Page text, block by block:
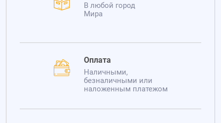
В любой город
Мира
Оплата
Наличными,
безналичными или
наложенным платежом